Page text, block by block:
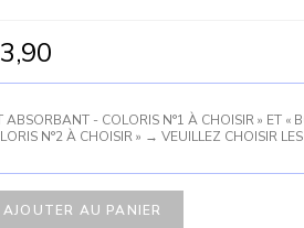
ABSORBANT - COLORIS N°1 À CHOISIR » ET «
N°2 À CHOISIR » → VEUILLEZ CHOISIR
AJOUTER AU PANIER